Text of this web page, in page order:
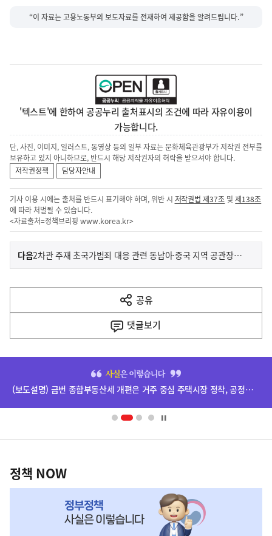
“이 자료는 고용노동부의 보도자료를 전재하여 제공함을 알려드립니다.”
'텍스트'에 한하여 공공누리 출처표시의 조건에 따라 자유이용이
가능합니다.
단, 사진, 이미지, 일러스트, 동영상 등의 일부 자료는 문화체육관광부가 저작권 전부를
보유하고 있지 아니하므로, 반드시 해당 저작권자의 허락을 받으셔야 합니다.
저작권정책
담당자안내
기사 이용 시에는 출처를 반드시 표기해야 하며, 위반 시 저작권법 제37조 및제138조
에 따라 처벌될 수 있습니다.
<자료출처=정책브리핑 www.korea.kr>
이
전
다
음
다음기
2차관 주재 초국가범죄 대응 관련 동남아·중국 지역 공관장회의 개최(5.21.)
공유
열
기
댓글보기
영
(보도설명) 금번 종합부동산세 개편은 거주 중심 주택시장 정착, 공정과세 및 과세형평 제고를 위한 것입니다.
책
NOW,
정책 NOW